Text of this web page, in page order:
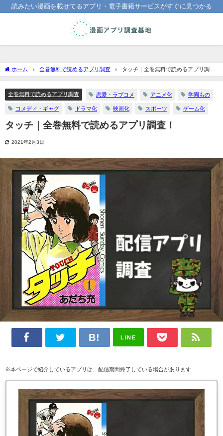
読みたい漫画を載せてるアプリ・電子書籍サービスがすぐに見つかる
ホーム 全巻無料で読めるアプリ調査
タッチ｜全巻無料で読めるアプリ調
査！
全巻無料で読めるアプリ調査 恋愛・ラブコメ アニメ化 学園もの
コメディ・ギャグ ドラマ化 映画化 スポーツ ゲーム化
タッチ｜全巻無料で読めるアプリ調査！
2021年2月3日
LINE
※本ページで紹介しているアプリは、配信期間終了している場合があります